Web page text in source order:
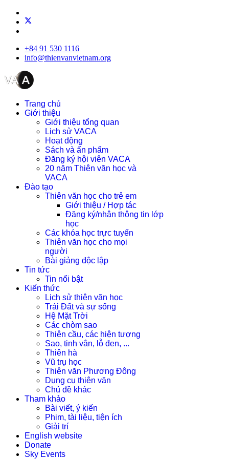
+84 91 530 1116
info@thienvanvietnam.org
Trang chủ
Giới thiệu
Giới thiệu tổng quan
Lịch sử VACA
Hoạt động
Sách và ấn phẩm
Đăng ký hội viên VACA
20 năm Thiên văn học và
VACA
Đào tạo
Thiên văn học cho trẻ em
Giới thiệu / Hợp tác
Đăng ký/nhận thông tin lớp
học
Các khóa học trực tuyến
Thiên văn học cho mọi
người
Bài giảng độc lập
Tin tức
Tin nổi bật
Kiến thức
Lịch sử thiên văn học
Trái Đất và sự sống
Hệ Mặt Trời
Các chòm sao
Thiên cầu, các hiện tượng
Sao, tinh vân, lỗ đen, ...
Thiên hà
Vũ trụ học
Thiên văn Phương Đông
Dụng cụ thiên văn
Chủ đề khác
Tham khảo
Bài viết, ý kiến
Phim, tài liệu, tiện ích
Giải trí
English website
Donate
Sky Events